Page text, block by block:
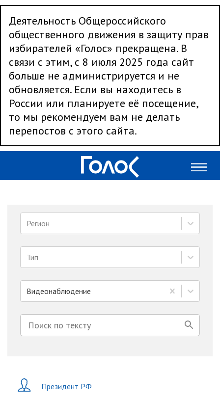
Деятельность Общероссийского
общественного движения в защиту прав
избирателей «Голос» прекращена. В
связи с этим, с 8 июля 2025 года сайт
больше не администрируется и не
обновляется. Если вы находитесь в
России или планируете её посещение,
то мы рекомендуем вам не делать
перепостов с этого сайта.
Регион
Тип
Видеонаблюдение
Президент РФ